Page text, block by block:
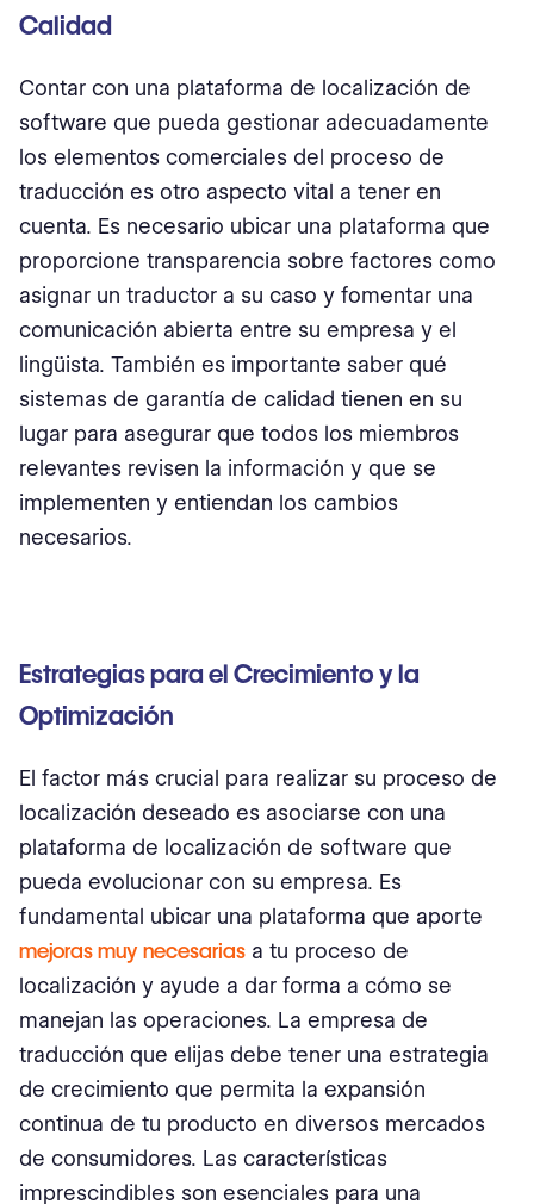
Calidad
Contar con una plataforma de localización de
software que pueda gestionar adecuadamente
los elementos comerciales del proceso de
traducción es otro aspecto vital a tener en
cuenta. Es necesario ubicar una plataforma que
proporcione transparencia sobre factores como
asignar un traductor a su caso y fomentar una
comunicación abierta entre su empresa y el
lingüista. También es importante saber qué
sistemas de garantía de calidad tienen en su
lugar para asegurar que todos los miembros
relevantes revisen la información y que se
implementen y entiendan los cambios
necesarios.
Estrategias para el Crecimiento y la
Optimización
El factor más crucial para realizar su proceso de
localización deseado es asociarse con una
plataforma de localización de software que
pueda evolucionar con su empresa. Es
fundamental ubicar una plataforma que aporte
mejoras muy necesarias a tu proceso de
localización y ayude a dar forma a cómo se
manejan las operaciones. La empresa de
traducción que elijas debe tener una estrategia
de crecimiento que permita la expansión
continua de tu producto en diversos mercados
de consumidores. Las características
imprescindibles son esenciales para una